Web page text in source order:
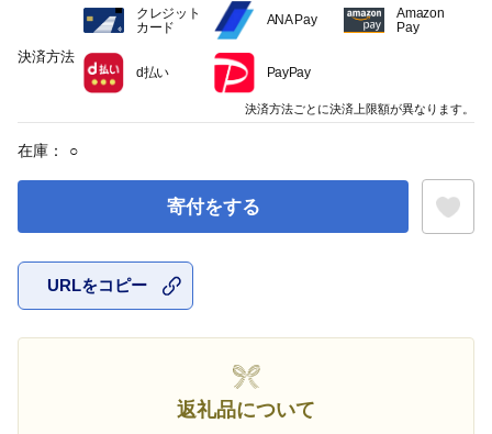
在庫： ○
寄付をする
URLをコピー
返礼品について
決済方法
クレジット
カード
ANA Pay
Amazon
Pay
d払い PayPay
決済方法ごとに決済上限額が異なります。